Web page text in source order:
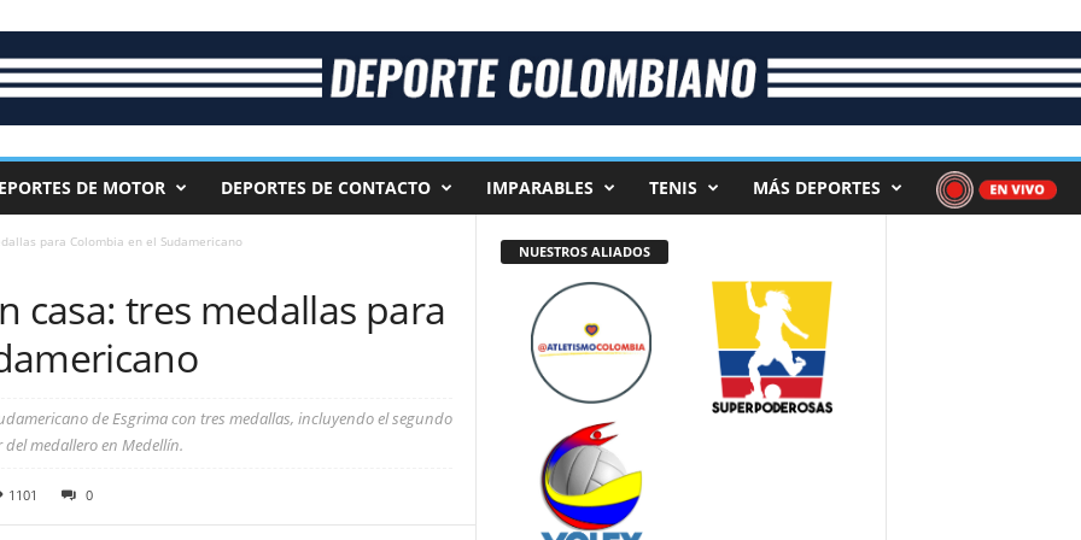
DE MOTOR DEPORTES DE CONTACTO IMPARABLES TENIS MÁS DEPORTES
para Colombia en el Sudamericano
casa: tres medallas para
de Esgrima con tres medallas, incluyendo el segundo
medallero en Medellín.
1101 0
NUESTROS ALIADOS